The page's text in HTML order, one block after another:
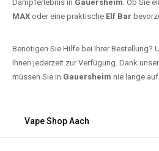
Dampferlebnis in Gauersheim. Ob Sie
MAX oder eine praktische Elf Bar
Benötigen Sie Hilfe bei Ihrer Bestellung?
Ihnen jederzeit zur Verfügung. Dank
müssen Sie in Gauersheim nie lange
Vape Shop Aach